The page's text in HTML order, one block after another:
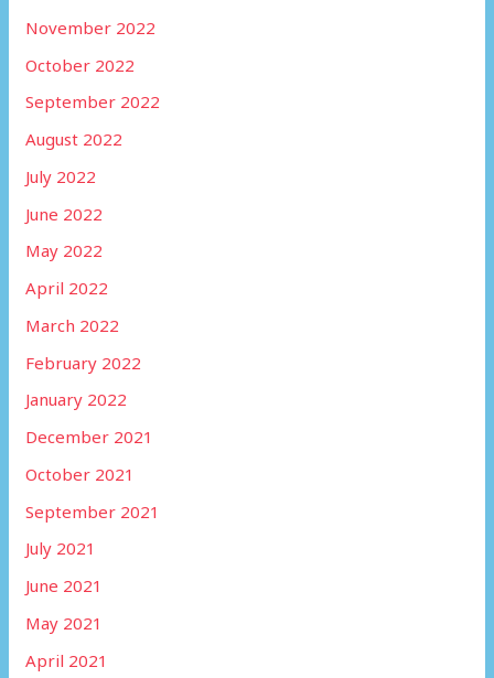
November 2022
October 2022
September 2022
August 2022
July 2022
June 2022
May 2022
April 2022
March 2022
February 2022
January 2022
December 2021
October 2021
September 2021
July 2021
June 2021
May 2021
April 2021